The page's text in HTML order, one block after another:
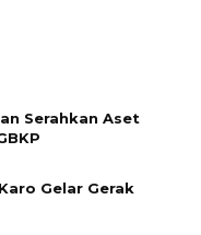
Serahkan Aset
Gelar Gerak